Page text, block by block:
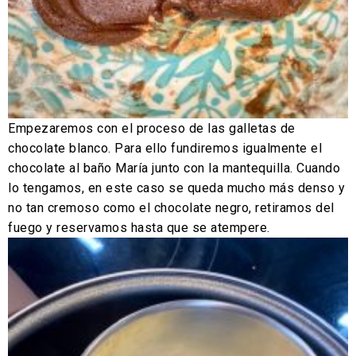
Empezaremos con el proceso de las galletas de
chocolate blanco. Para ello fundiremos igualmente el
chocolate al baño María junto con la mantequilla. Cuando
lo tengamos, en este caso se queda mucho más denso y
no tan cremoso como el chocolate negro, retiramos del
fuego y reservamos hasta que se atempere.